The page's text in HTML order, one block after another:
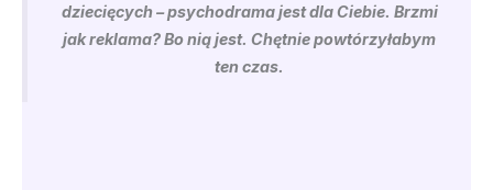
dziecięcych – psychodrama jest dla Ciebie. Brzmi
jak reklama? Bo nią jest. Chętnie powtórzyłabym
ten czas.